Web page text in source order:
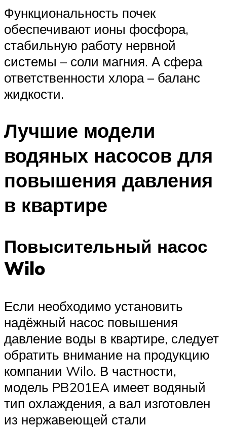
Функциональность почек
обеспечивают ионы фосфора,
стабильную работу нервной
системы – соли магния. А сфера
ответственности хлора – баланс
жидкости.
Лучшие модели
водяных насосов для
повышения давления
в квартире
Повысительный насос
Wilo
Если необходимо установить
надёжный насос повышения
давление воды в квартире, следует
обратить внимание на продукцию
компании Wilo. В частности,
модель PB201EA имеет водяный
тип охлаждения, а вал изготовлен
из нержавеющей стали